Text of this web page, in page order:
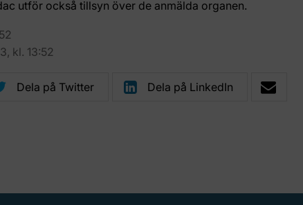
utför också tillsyn över de anmälda organen.
kl. 13:52
Dela på Twitter Dela på LinkedIn